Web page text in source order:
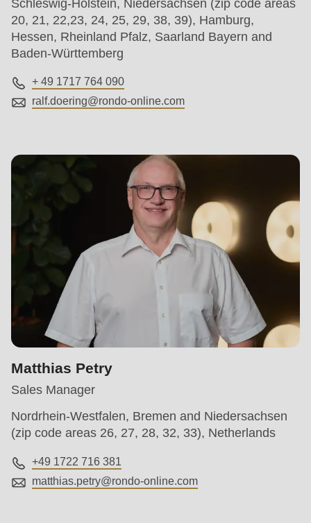
Schleswig-Holstein, Niedersachsen (zip code areas
20, 21, 22,23, 24, 25, 29, 38, 39), Hamburg,
Hessen, Rheinland Pfalz, Saarland Bayern and
Baden-Württemberg
+ 49 1717 764 090
ralf.doering@rondo-online.com
Matthias Petry
Sales Manager
Nordrhein-Westfalen, Bremen and Niedersachsen
(zip code areas 26, 27, 28, 32, 33), Netherlands
+49 1722 716 381
matthias.petry@rondo-online.com